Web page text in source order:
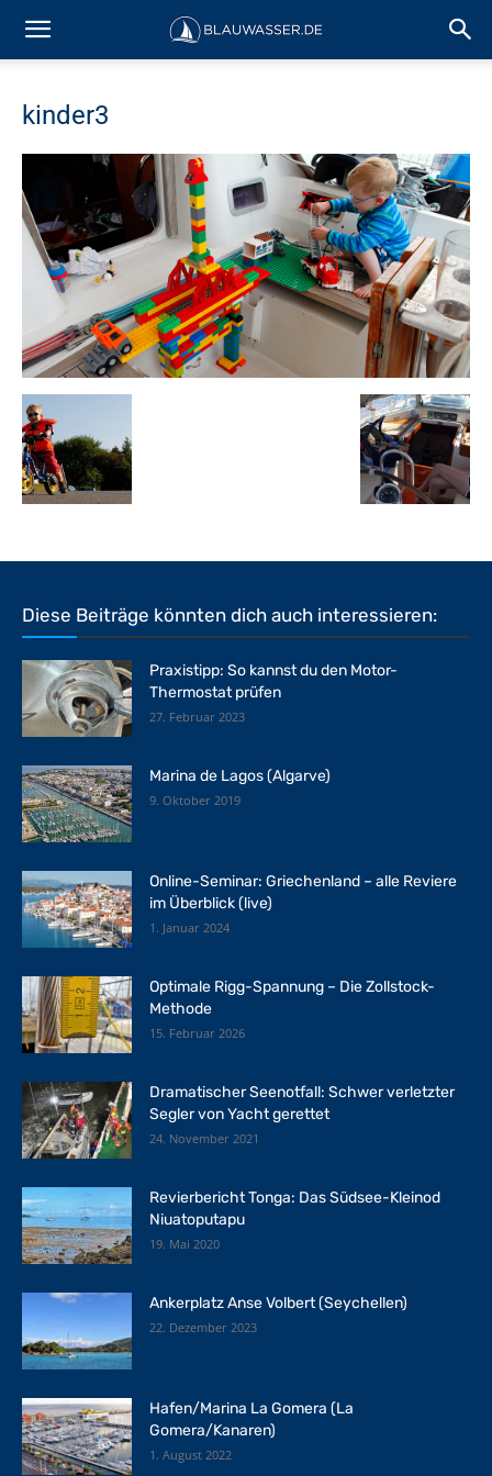
kinder3
Diese Beiträge könnten dich auch interessieren:
Praxistipp: So kannst du den Motor-
Thermostat prüfen
27. Februar 2023
Marina de Lagos (Algarve)
9. Oktober 2019
Online-Seminar: Griechenland – alle Reviere
im Überblick (live)
1. Januar 2024
Optimale Rigg-Spannung – Die Zollstock-
Methode
15. Februar 2026
Dramatischer Seenotfall: Schwer verletzter
Segler von Yacht gerettet
24. November 2021
Revierbericht Tonga: Das Südsee-Kleinod
Niuatoputapu
19. Mai 2020
Ankerplatz Anse Volbert (Seychellen)
22. Dezember 2023
Hafen/Marina La Gomera (La
Gomera/Kanaren)
1. August 2022